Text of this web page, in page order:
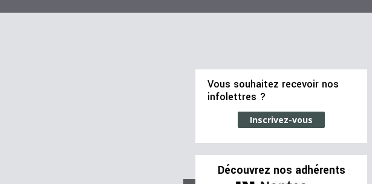
Vous souhaitez recevoir nos
infolettres ?
Inscrivez-vous
Découvrez nos adhérents